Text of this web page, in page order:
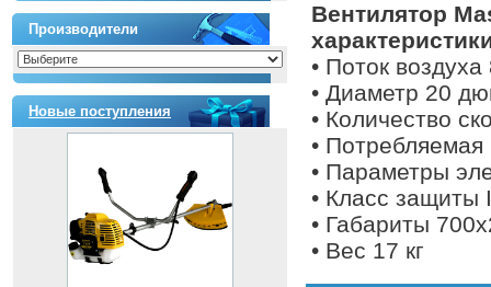
Производители
Новые поступления
Вентилятор
• Поток
• Диаметр 20
• Количество
•
• Параметры
• Класс защиты
• Габариты
• Вес 17 кг